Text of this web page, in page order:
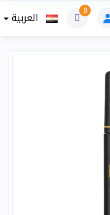
0 العربية